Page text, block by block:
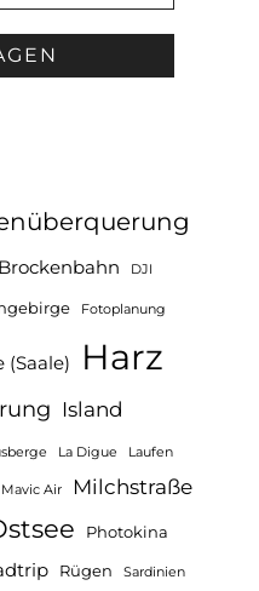
Brockenbahn DJI
Fotoplanung
(Saale) Harz
Island
La Digue Laufen
Mavic Air Milchstraße
Photokina
Rügen Sardinien